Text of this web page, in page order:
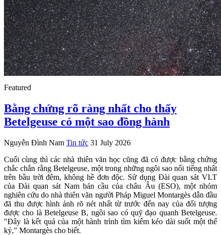
Featured
Bằng chứng rõ ràng nhất cho thấy
Betelgeuse có một sao đồng hành
Nguyễn Đình Nam Tin tức 31 July 2026
Cuối cùng thì các nhà thiên văn học cũng đã có được bằng chứng
chắc chắn rằng Betelgeuse, một trong những ngôi sao nổi tiếng nhất
trên bầu trời đêm, không hề đơn độc. Sử dụng Đài quan sát VLT
của Đài quan sát Nam bán cầu của châu Âu (ESO), một nhóm
nghiên cứu do nhà thiên văn người Pháp Miguel Montargès dẫn đầu
đã thu được hình ảnh rõ nét nhất từ trước đến nay của đối tượng
được cho là Betelgeuse B, ngôi sao có quỹ đạo quanh Betelgeuse.
"Đây là kết quả của một hành trình tìm kiếm kéo dài suốt một thế
kỷ," Montargès cho biết.